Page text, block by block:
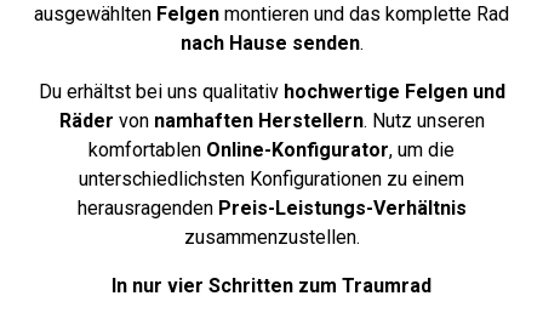
ausgewählten Felgen montieren und das komplette Rad
nach Hause senden.
Du erhältst bei uns qualitativhochwertige Felgen und
Räder von namhaften Herstellern. Nutz unseren
komfortablen Online-Konfigurator, um die
unterschiedlichsten Konfigurationen zu einem
herausragendenPreis-Leistungs-Verhältnis
zusammenzustellen.
In nur vier Schritten zum Traumrad